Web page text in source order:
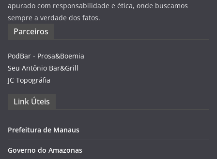
apurado com responsabilidade e ética, onde buscamos
sempre a verdade dos fatos.
Parceiros
PodBar - Prosa&Boemia
Seu Antônio Bar&Grill
JC Topográfia
Link Úteis
Prefeitura de Manaus
Governo do Amazonas